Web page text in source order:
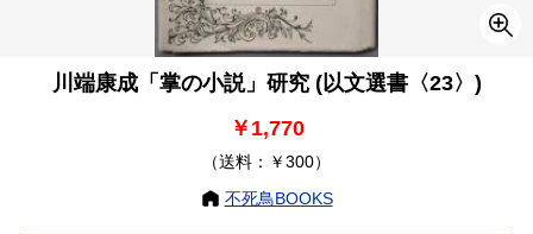
川端康成「掌の小説」研究 (以文選書〈23〉)
￥1,770
（送料：￥300）
不死鳥BOOKS